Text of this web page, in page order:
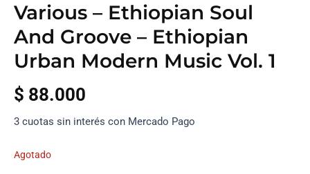
Various – Ethiopian Soul
And Groove – Ethiopian
Urban Modern Music Vol. 1
$ 88.000
3 cuotas sin interés con Mercado Pago
Agotado